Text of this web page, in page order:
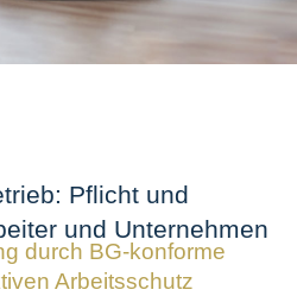
Pflicht und
und Unternehmen
durch BG-konforme
Arbeitsschutz